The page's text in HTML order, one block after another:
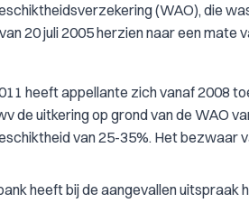
(WAO), die
20 juli 2005 herzien naar een mate
heeft appellante zich vanaf 2008
de uitkering op grond van de WAO
van 25-35%. Het bezwaar
heeft bij de aangevallen